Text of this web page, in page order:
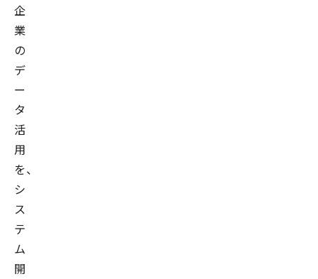
企
業
の
デ
ー
タ
活
用
を、
シ
ス
テ
ム
開